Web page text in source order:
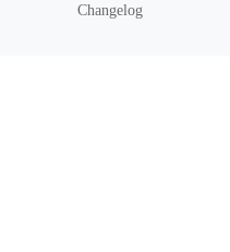
Changelog